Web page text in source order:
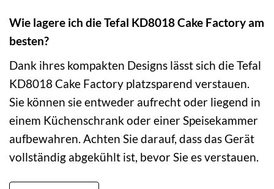
Wie lagere ich die Tefal KD8018 Cake Factory am
besten?
Dank ihres kompakten Designs lässt sich die Tefal
KD8018 Cake Factory platzsparend verstauen.
Sie können sie entweder aufrecht oder liegend in
einem Küchenschrank oder einer Speisekammer
aufbewahren. Achten Sie darauf, dass das Gerät
vollständig abgekühlt ist, bevor Sie es verstauen.